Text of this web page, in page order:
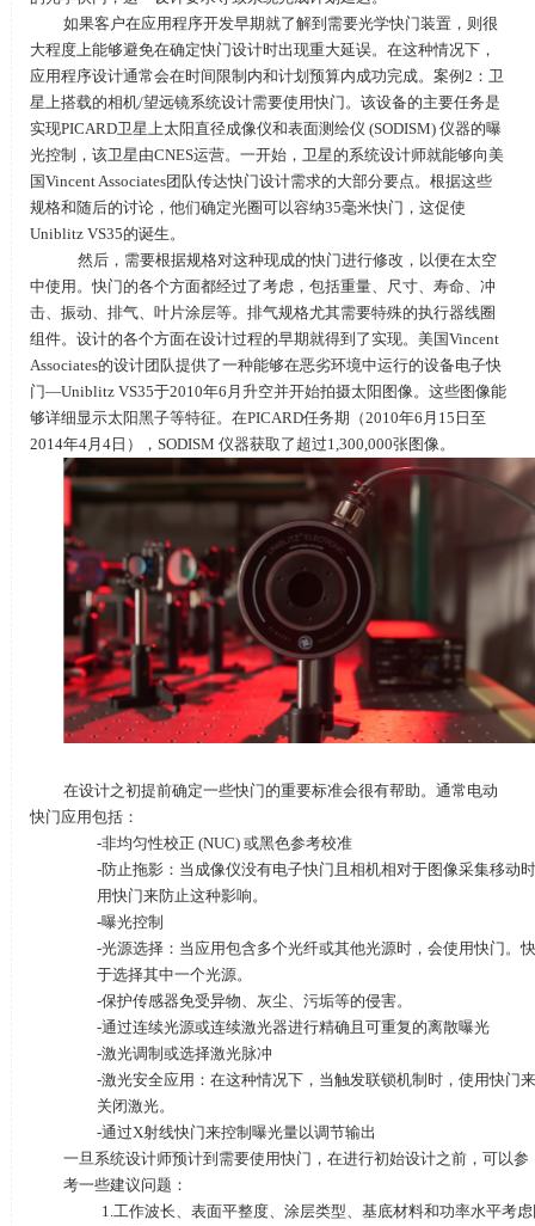
如果客户在应用程序开发早期就了解到需要光学快门装置，则很
大程度上能够避免在确定快门设计时出现重大延误。在这种情况下，
应用程序设计通常会在时间限制内和计划预算内成功完成。案例 2 ：卫
星上搭载的相机/望远镜系统设计需要使用快门。该设备的主要任务是
实现PICARD卫星上太阳直径成像仪和表面测绘仪 (SODISM) 仪器的曝
光控制，该卫星由CNES运营。一开始，卫星的系统设计师就能够向美
国Vincent Associates团队传达快门设计需求的大部分要点。根据这些
规格和随后的讨论，他们确定光圈可以容纳35毫米快门，这促使
Uniblitz VS35的诞生。
然后，需要根据规格对这种现成的快门进行修改，以便在太空
中使用。快门的各个方面都经过了考虑，包括重量、尺寸、寿命、冲
击、振动、排气、叶片涂层等。排气规格尤其需要特殊的执行器线圈
组件。设计的各个方面在设计过程的早期就得到了实现。美国Vincent
Associates的设计团队提供了一种能够在恶劣环境中运行的设备电子快
门—Uniblitz VS35于2010年6 月升空并开始拍摄太阳图像。这些图像能
够详细显示太阳黑子等特征。在PICARD任务期（2010年6 月 15 日至
2014年4月 4日）， SODISM 仪器获取了超过1,300,000张图像。
在设计之初提前确定一些快门的重要标准会很有帮助。通常电动
快门应用包括：
-非均匀性校正 (NUC) 或黑色参考校准
-防止拖影：当成像仪没有电子快门且相机相对于图像采集移动
用快门来防止这种影响。
-曝光控制
-光源选择：当应用包含多个光纤或其他光源时，会使用快门。
于选择其中一个光源。
-保护传感器免受异物、灰尘、污垢等的侵害。
-通过连续光源或连续激光器进行精确且可重复的离散曝光
-激光调制或选择激光脉冲
-激光安全应用：在这种情况下，当触发联锁机制时，使用快门
关闭激光。
-通过X射线快门来控制曝光量以调节输出
一旦系统设计师预计到需要使用快门，在进行初始设计之前，可以参
考一些建议问题：
1.工作波长、表面平整度、涂层类型、基底材料和功率水平考